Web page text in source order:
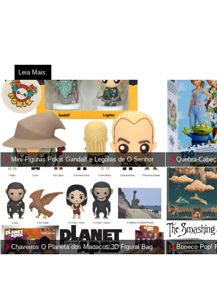
Leia Mais:
Mini-Figuras Pokis Gandalf e Legolas de O Senhor
dos Anéis
Quebra-
Chaveiros O Planeta dos Macacos 3D Figural Bag
Clips (Planet of the Apes)
Boneco Pop!
da Banda